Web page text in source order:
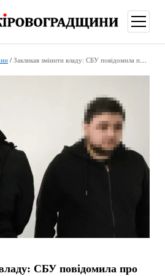
меню
/ Закликав змінити владу: СБУ повідомила про підозру мешканцю Кропивницького
СБУ повідомила про